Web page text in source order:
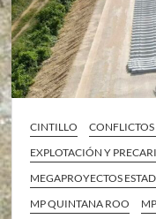
CINTILLO
EXPLOTACIÓN Y
MEGAPROYECTOS
MP QUINTANA ROO